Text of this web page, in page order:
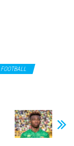
FOOTBALL